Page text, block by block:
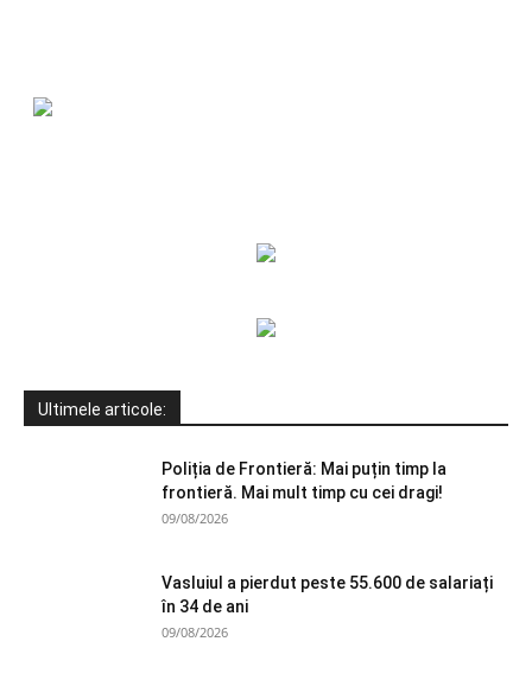
Ultimele articole:
Poliția de Frontieră: Mai puțin timp la
frontieră. Mai mult timp cu cei dragi!
09/08/2026
Vasluiul a pierdut peste 55.600 de salariați
în 34 de ani
09/08/2026